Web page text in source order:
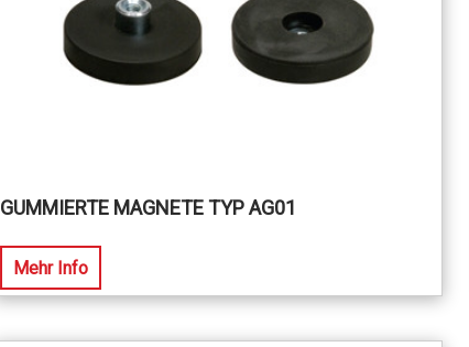
GUMMIERTE MAGNETE TYP AG01
Mehr Info